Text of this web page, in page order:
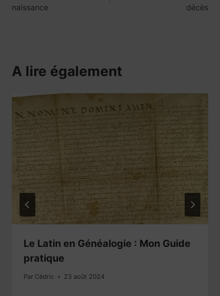
de
naissance
décès
A lire également
Le Latin en Généalogie : Mon Guide
pratique
Par Cédric 23 août 2024